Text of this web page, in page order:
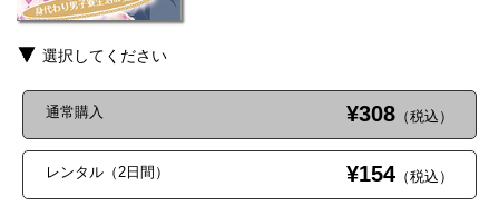
選択してください
通常購入 ¥308 （税込）
レンタル（2日間） ¥154 （税込）